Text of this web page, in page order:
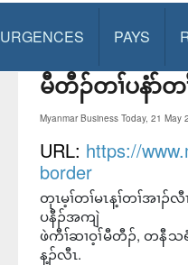
URGENCES PAYS
မီတီၣ်တၢ်ပနံာ်
Myanmar Business Today, 21 May
URL: https://
border
တုၤမ့ၢ်တၢ်မၤန့ၢ်တၢ်အၢ
ပနီၣ်အကျဲ
ဖဲကီၢ်ဆၢဝ့ၢ်မီတီၣ်, တနီ
န့ၣ်လီၤ.